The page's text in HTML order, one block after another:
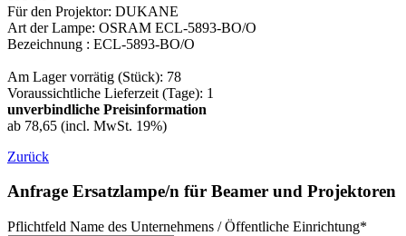
Für den Projektor: DUKANE
Art der Lampe: OSRAM ECL-5893-BO/O
Bezeichnung : ECL-5893-BO/O
Am Lager vorrätig (Stück): 78
Voraussichtliche Lieferzeit (Tage): 1
unverbindliche Preisinformation
ab 78,65 (incl. MwSt. 19%)
Zurück
Anfrage Ersatzlampe/n für Beamer und Projektoren
Pflichtfeld Name des Unternehmens / Öffentliche Einrichtung*